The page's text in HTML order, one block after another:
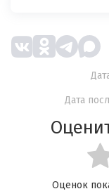
Дата
Оценок